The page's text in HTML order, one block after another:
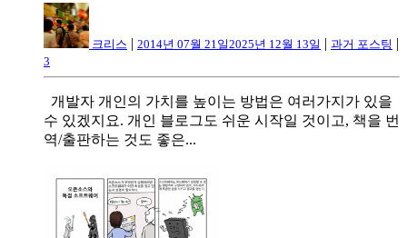
크리스 | 2014년 07월 21일2025년 12월 13일 | 과거 포스팅 |
3
개발자 개인의 가치를 높이는 방법은 여러가지가 있을
수 있겠지요. 개인 블로그도 쉬운 시작일 것이고, 책을 번
역/출판하는 것도 좋은...